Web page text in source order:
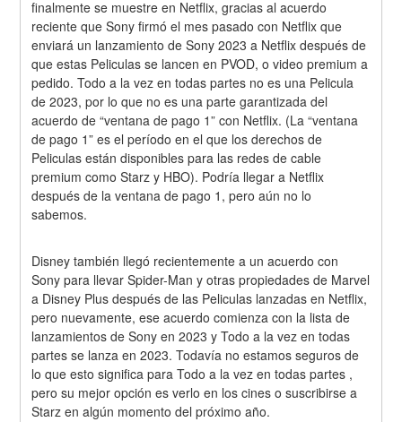
finalmente se muestre en Netflix, gracias al acuerdo
reciente que Sony firmó el mes pasado con Netflix que
enviará un lanzamiento de Sony 2023 a Netflix después de
que estas Peliculas se lancen en PVOD, o video premium a
pedido. Todo a la vez en todas partes no es una Pelicula
de 2023, por lo que no es una parte garantizada del
acuerdo de “ventana de pago 1” con Netflix. (La “ventana
de pago 1” es el período en el que los derechos de
Peliculas están disponibles para las redes de cable
premium como Starz y HBO). Podría llegar a Netflix
después de la ventana de pago 1, pero aún no lo
sabemos.
Disney también llegó recientemente a un acuerdo con
Sony para llevar Spider-Man y otras propiedades de Marvel
a Disney Plus después de las Peliculas lanzadas en Netflix,
pero nuevamente, ese acuerdo comienza con la lista de
lanzamientos de Sony en 2023 y Todo a la vez en todas
partes se lanza en 2023. Todavía no estamos seguros de
lo que esto significa para Todo a la vez en todas partes ,
pero su mejor opción es verlo en los cines o suscribirse a
Starz en algún momento del próximo año.